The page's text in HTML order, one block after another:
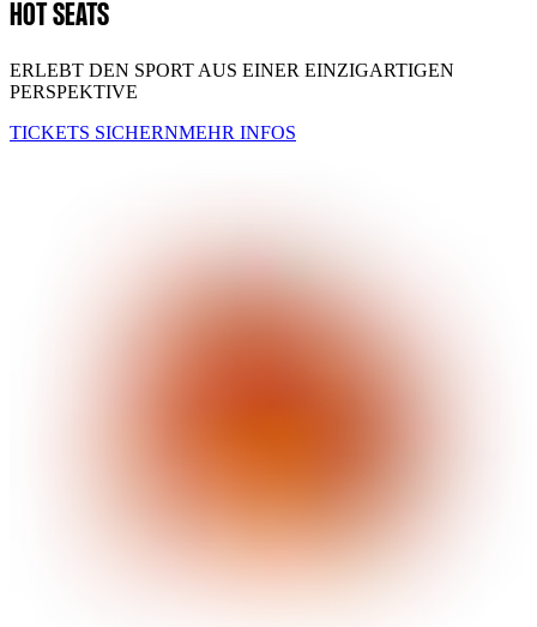
HOT SEATS
ERLEBT DEN SPORT AUS EINER EINZIGARTIGEN
PERSPEKTIVE
TICKETS SICHERNMEHR INFOS